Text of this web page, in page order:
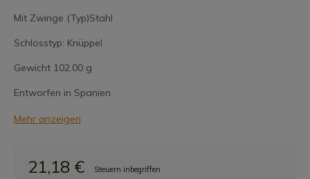
Mit Zwinge (Typ)Stahl
Schlosstyp: Knüppel
Gewicht 102.00 g
Entworfen in Spanien
Mehr anzeigen
21,18 €
Steuern inbegriffen